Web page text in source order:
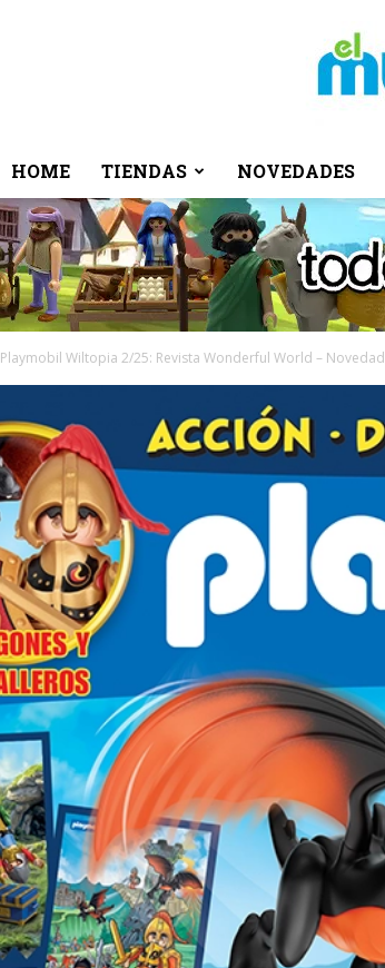
HOME TIENDAS NOVEDADES
Playmobil Wiltopia 2/25: Revista Wonderful World – Novedad